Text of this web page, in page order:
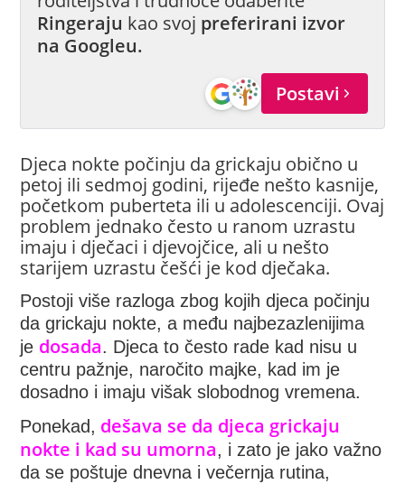
Ringeraju kao svoj preferirani izvor
na Googleu.
Postavi
Djeca nokte počinju da grickaju obično u
petoj ili sedmoj godini, rijeđe nešto kasnije,
početkom puberteta ili u adolescenciji. Ovaj
problem jednako često u ranom uzrastu
imaju i dječaci i djevojčice, ali u nešto
starijem uzrastu češći je kod dječaka.
Postoji više razloga zbog kojih djeca počinju
da grickaju nokte, a među najbezazlenijima
je dosada. Djeca to često rade kad nisu u
centru pažnje, naročito majke, kad im je
dosadno i imaju višak slobodnog vremena.
Ponekad, dešava se da djeca grickaju
nokte i kad su umorna, i zato je jako važno
da se poštuje dnevna i večernja rutina,